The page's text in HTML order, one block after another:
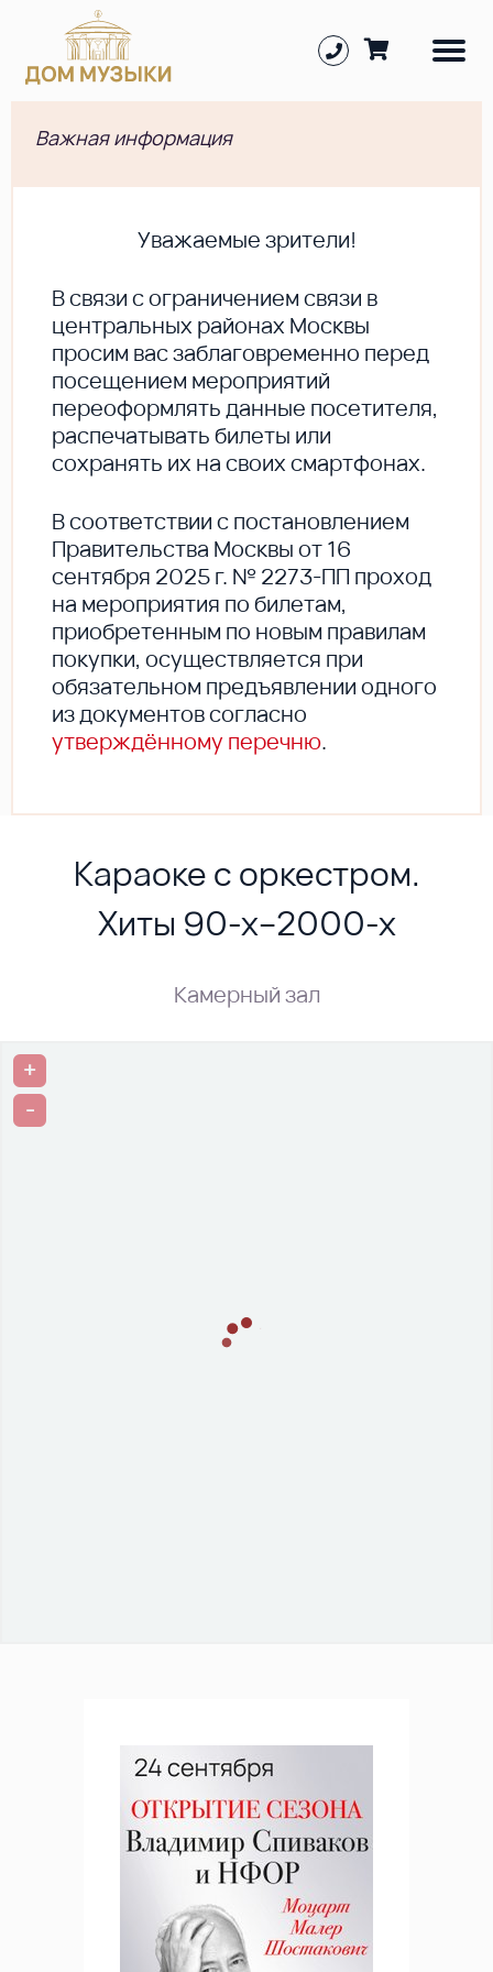
Важная информация
Уважаемые зрители!
В cвязи с ограничением связи в
центральных районах Москвы
просим вас заблаговременно перед
посещением мероприятий
переоформлять данные посетителя,
распечатывать билеты или
сохранять их на своих смартфонах.
В соответствии с постановлением
Правительства Москвы от 16
сентября 2025 г. № 2273-ПП проход
на мероприятия по билетам,
приобретенным по новым правилам
покупки, осуществляется при
обязательном предъявлении одного
из документов согласно
утверждённому перечню.
Караоке с оркестром.
Хиты 90-х–2000-х
Камерный зал
+
-